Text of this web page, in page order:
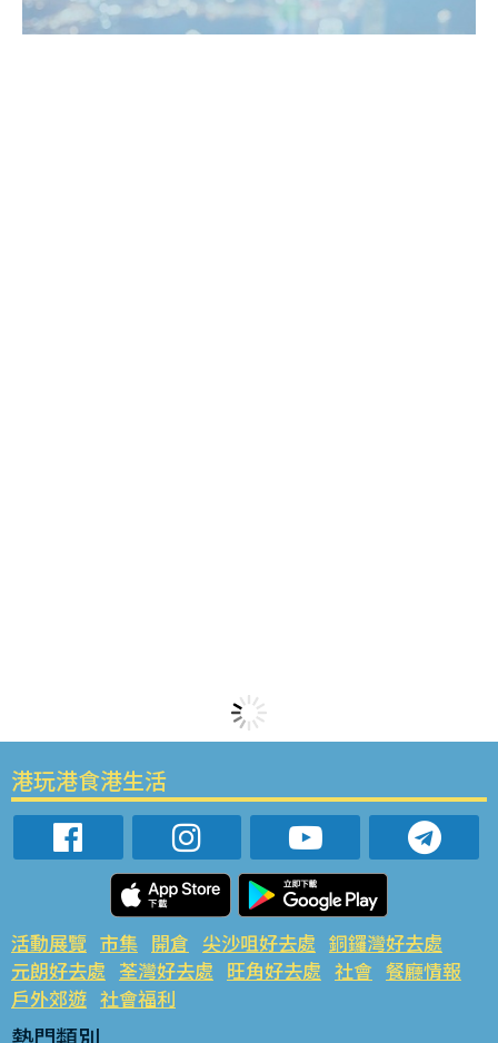
港玩港食港生活
活動展覽 市集 開倉 尖沙咀好去處 銅鑼灣好去處
元朗好去處 荃灣好去處 旺角好去處 社會 餐廳情報
戶外郊遊 社會福利